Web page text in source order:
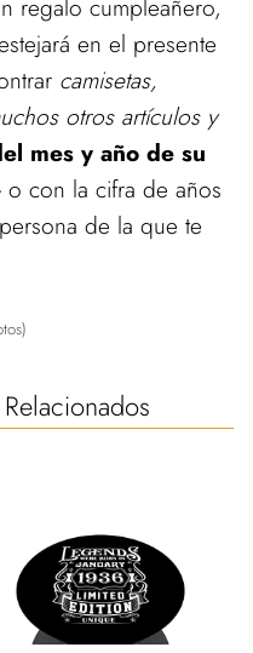
regalo cumpleañero,
en el presente
camisetas,
otros artículos y
mes y año de su
o con la cifra de años
de la que te